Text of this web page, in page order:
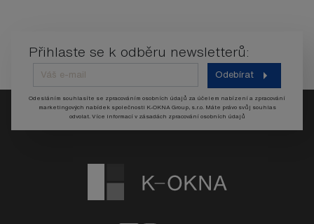
Přihlaste se k odběru newsletterů:
Odebírat
Odesláním souhlasíte se zpracováním osobních údajů za účelem nabízení a zpracování
marketingových nabídek společnosti K-OKNA Group, s.r.o. Máte právo svůj souhlas
odvolat. Více informací v zásadách zpracování osobních údajů